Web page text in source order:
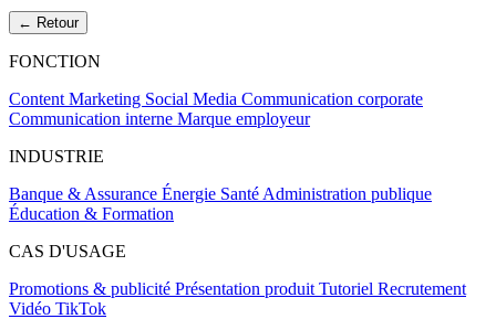
← Retour
FONCTION
Content Marketing Social Media Communication corporate
Communication interne Marque employeur
INDUSTRIE
Banque & Assurance Énergie Santé Administration publique
Éducation & Formation
CAS D'USAGE
Promotions & publicité Présentation produit Tutoriel Recrutement
Vidéo TikTok